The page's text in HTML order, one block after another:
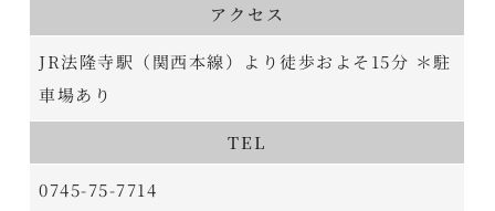
アクセス
JR法隆寺駅（関西本線）より徒歩およそ15分 ＊駐
車場あり
TEL
0745-75-7714